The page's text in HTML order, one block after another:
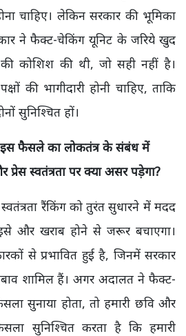
चाहिए। लेकिन सरकार की भूमिका
ने फैक्ट-चेकिंग यूनिट के जरिये खुद
की कोशिश की थी, जो सही नहीं है।
की भागीदारी होनी चाहिए, ताकि
सुनिश्चित हों।
फैसले का लोकतंत्र के संबंध में
स्वतंत्रता पर क्या असर पड़ेगा?
रैंकिंग को तुरंत सुधारने में मदद
और खराब होने से जरूर बचाएगा।
से प्रभावित हुई है, जिनमें सरकार
शामिल हैं। अगर अदालत ने फैक्ट-
सुनाया होता, तो हमारी छवि और
सुनिश्चित करता है कि हमारी